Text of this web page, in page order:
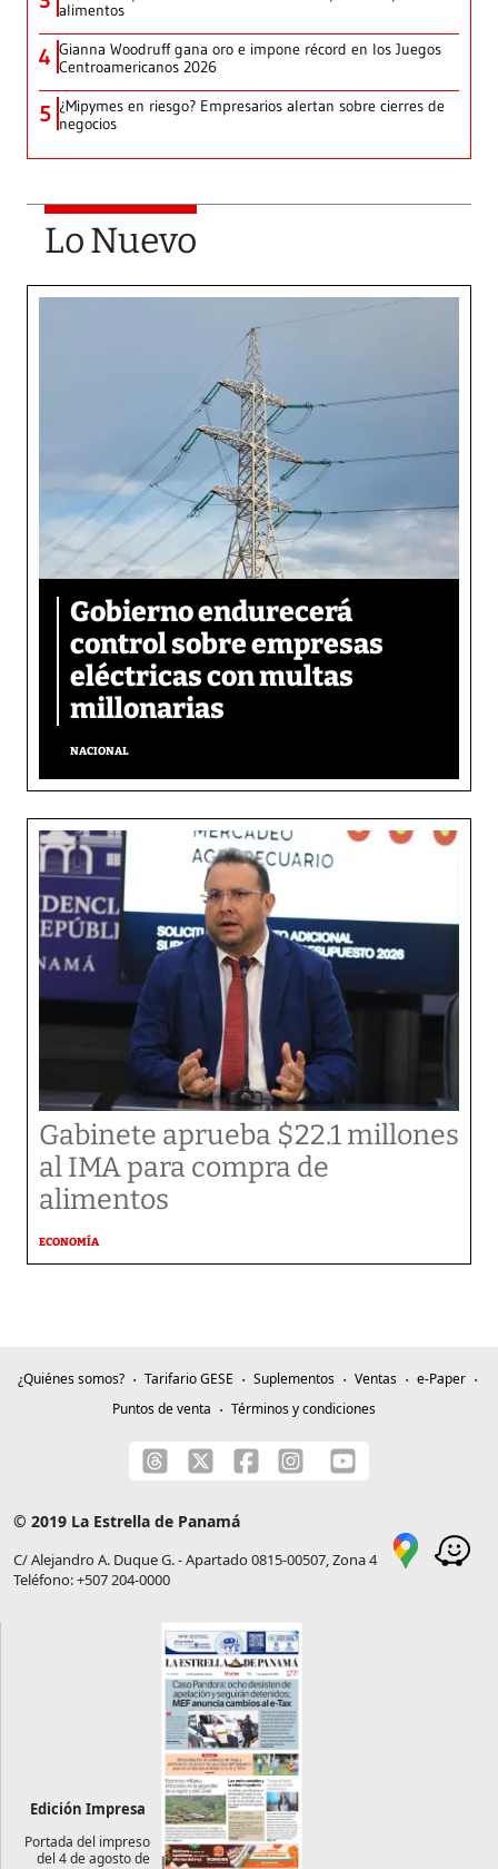
alimentos
4 Gianna Woodruff gana oro e impone récord en los Juegos
Centroamericanos 2026
5 ¿Mipymes en riesgo? Empresarios alertan sobre cierres de
negocios
Lo Nuevo
Gobierno endurecerá
control sobre empresas
eléctricas con multas
millonarias
NACIONAL
Gabinete aprueba $22.1 millones
al IMA para compra de
alimentos
ECONOMÍA
¿Quiénes somos? Tarifario GESE Suplementos Ventas
e-Paper
Puntos de venta
Términos y condiciones
© 2019 La Estrella de Panamá
C/ Alejandro A. Duque G. - Apartado 0815-00507, Zona 4
Teléfono: +507 204-0000
Edición Impresa
Portada del impreso
del 4 de agosto de